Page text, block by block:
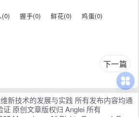
(0) 握手(0) 鲜花(0) 鸡蛋(0)
下一篇
新技术的发展与实践 所有发布内容均通
证 原创文章版权归 Anglei 所有